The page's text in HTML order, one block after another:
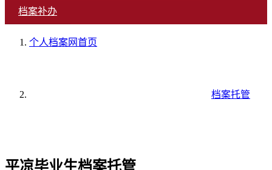
档案补办
个人档案网首页
档案托管
平凉毕业生档案托管